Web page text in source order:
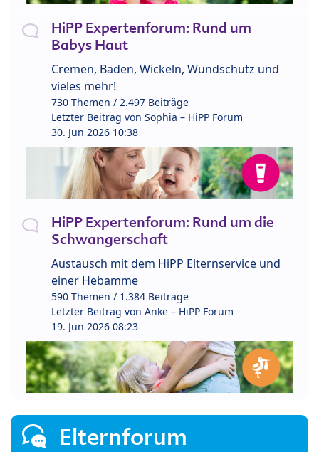
HiPP Expertenforum: Rund um
Babys Haut
Cremen, Baden, Wickeln, Wundschutz und
vieles mehr!
730 Themen / 2.497 Beiträge
Letzter Beitrag von Sophia – HiPP Forum
30. Jun 2026 10:38
HiPP Expertenforum: Rund um die
Schwangerschaft
Austausch mit dem HiPP Elternservice und
einer Hebamme
590 Themen / 1.384 Beiträge
Letzter Beitrag von Anke – HiPP Forum
19. Jun 2026 08:23
Elternforum